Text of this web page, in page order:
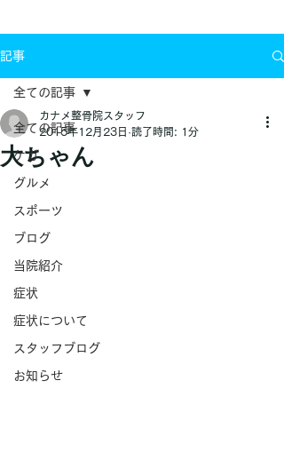
記事
全ての記事
ケガ
グルメ
スポーツ
ブログ
当院紹介
症状
症状について
スタッフブログ
お知らせ
全ての記事
大ちゃん
カナメ整骨院スタッフ
2015年12月23日 読了時間: 1分